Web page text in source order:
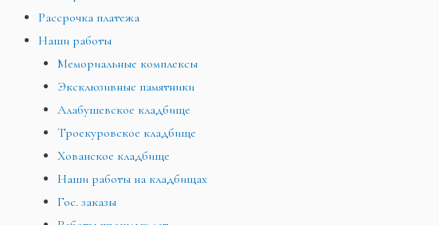
Рассрочка платежа
Наши работы
Мемориальные комплексы
Эксклюзивные памятники
Алабушевское кладбище
Троекуровское кладбище
Хованское кладбище
Наши работы на кладбищах
Гос. заказы